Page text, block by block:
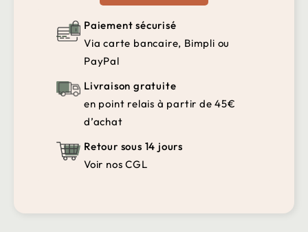
Paiement sécurisé
Via carte bancaire, Bimpli ou
PayPal
Livraison gratuite
en point relais à partir de 45€
d’achat
Retour sous 14 jours
Voir nos CGL